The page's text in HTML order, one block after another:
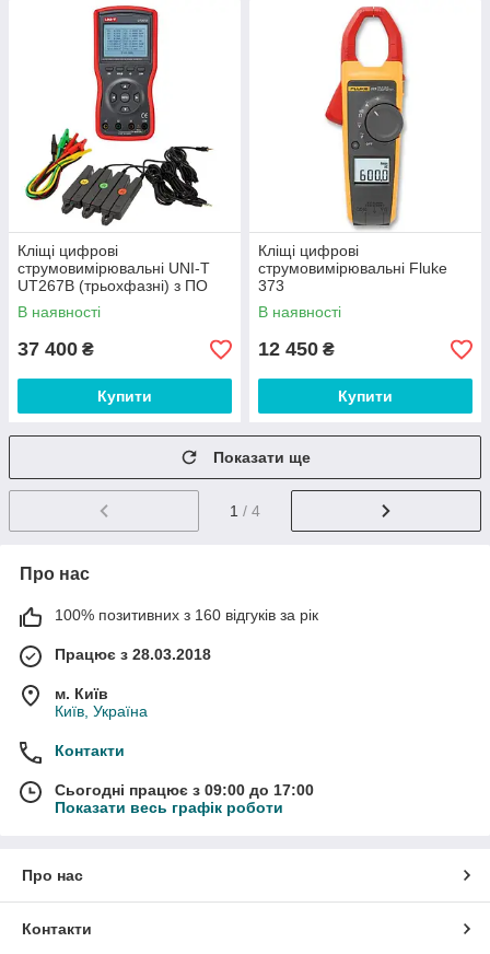
Кліщі цифрові
струмовимірювальні UNI-T
UT267B (трьохфазні) з ПО
В наявності
37 400 ₴
Купити
Кліщі цифрові
струмовимірювальні Fluke
373
В наявності
12 450 ₴
Купити
Показати ще
1 / 4
Про нас
100% позитивних з 160 відгуків за рік
Працює з 28.03.2018
м. Київ
Київ, Україна
Контакти
Сьогодні працює з 09:00 до 17:00
Показати весь графік роботи
Про нас
Контакти